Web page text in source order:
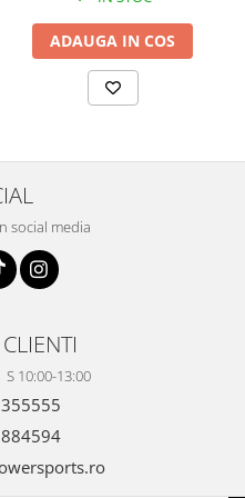
pentru roțile din spate
mare putere, oferind o
pe sol.
ADAUGA IN COS
social media
S 10:00-13:00